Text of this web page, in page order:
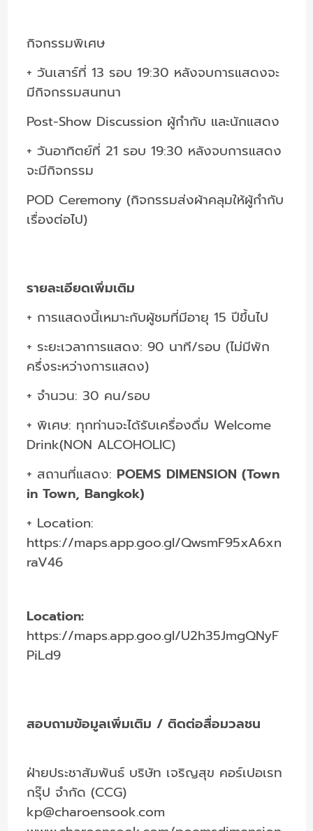
กิจกรรมพิเศษ
+ วันเสาร์ที่ 13 รอบ 19:30 หลังจบการแสดงจะ
มีกิจกรรมสนทนา
Post-Show Discussion ผู้กำกับ และนักแสดง
+ วันอาทิตย์ที่ 21 รอบ 19:30 หลังจบการแสดง
จะมีกิจกรรม
POD Ceremony (กิจกรรมส่งผ้าคลุมให้ผู้กำกับ
เรื่องต่อไป)
รายละเอียดเพิ่มเติม
+ การแสดงนี้เหมาะกับผู้ชมที่มีอายุ 15 ปีขึ้นไป
+ ระยะเวลาการแสดง: 90 นาที/รอบ (ไม่มีพัก
ครึ่งระหว่างการแสดง)
+ จำนวน: 30 คน/รอบ
+ พิเศษ: ทุกท่านจะได้รับเครื่องดื่ม Welcome
Drink(NON ALCOHOLIC)
+ สถานที่แสดง: POEMS DIMENSION (Town
in Town, Bangkok)
+ Location:
https://maps.app.goo.gl/QwsmF95xA6xn
raV46
Location:
https://maps.app.goo.gl/U2h35JmgQNyF
PiLd9
สอบถามข้อมูลเพิ่มเติม / ติดต่อสื่อมวลชน
ฝ่ายประชาสัมพันธ์ บริษัท เจริญสุข คอร์เปอเรท
กรุ๊ป จำกัด (CCG)
kp@charoensook.com